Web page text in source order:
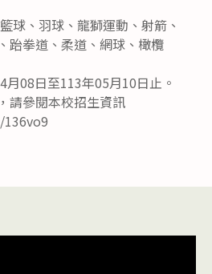
球、羽球、龍獅運動、射箭、
跆拳道、柔道、網球、橄欖
月08日至113年05月10日止。
請參閱本校招生資訊